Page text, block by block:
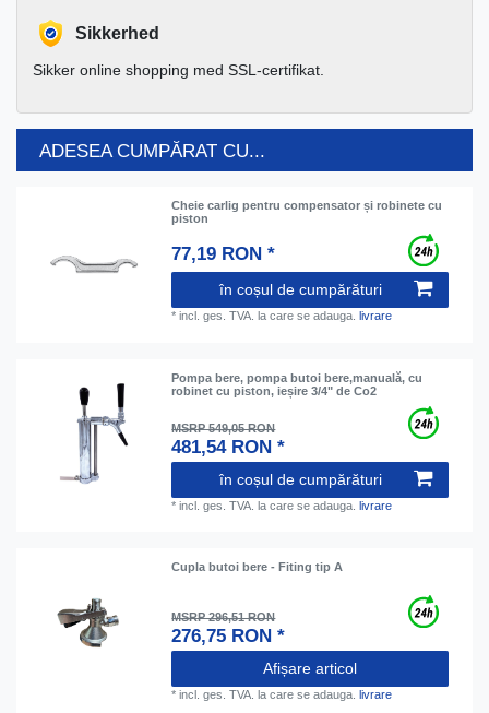
Sikkerhed
Sikker online shopping med SSL-certifikat.
ADESEA CUMPĂRAT CU...
Cheie carlig pentru compensator și robinete cu
piston
77,19 RON *
în coșul de cumpărături
*incl. ges. TVA. la care se adauga.livrare
Pompa bere, pompa butoi bere,manuală, cu
robinet cu piston, ieșire 3/4" de Co2
MSRP 549,05 RON
481,54 RON *
în coșul de cumpărături
*incl. ges. TVA. la care se adauga.livrare
Cupla butoi bere - Fiting tip A
MSRP 296,51 RON
276,75 RON *
Afișare articol
*incl. ges. TVA. la care se adauga. livrare